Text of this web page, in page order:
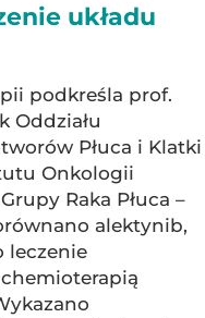
układu
podkreśla prof.
Oddziału
Płuca i Klatki
Onkologii
Raka Płuca –
alektynib,
leczenie